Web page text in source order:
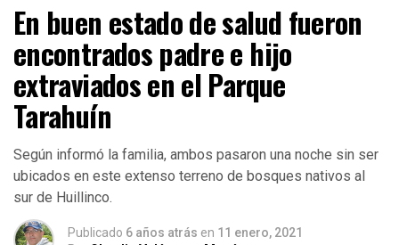
En buen estado de salud fueron
encontrados padre e hijo
extraviados en el Parque
Tarahuín
Según informó la familia, ambos pasaron una noche sin ser
ubicados en este extenso terreno de bosques nativos al
sur de Huillinco.
Publicado 6 años atrás en 11 enero, 2021